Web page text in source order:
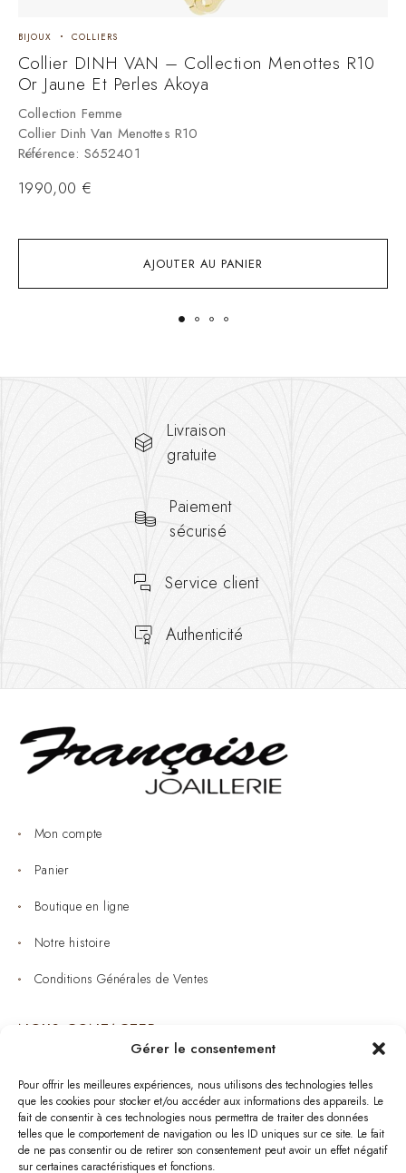
Gérer le consentement
Pour offrir les meilleures expériences, nous utilisons des technologies telles
que les cookies pour stocker et/ou accéder aux informations des appareils. Le
fait de consentir à ces technologies nous permettra de traiter des données
telles que le comportement de navigation ou les ID uniques sur ce site. Le fait
de ne pas consentir ou de retirer son consentement peut avoir un effet négatif
sur certaines caractéristiques et fonctions.
AJOUTER AU PANIER
BIJOUX COLLIERS
Collier DINH VAN – Collection Menottes R10
Or Jaune Et Perles Akoya
Collection Femme
Collier Dinh Van Menottes R10
Référence: S652401
1990,00 €
Livraison
gratuite
Paiement
sécurisé
Service client
Authenticité
Mon compte
Panier
Boutique en ligne
Notre histoire
Conditions Générales de Ventes
NOUS CONTACTER
Bijouterie : 05 53 53 64 11
Mardi au Samedi: 09:00 - 19:00